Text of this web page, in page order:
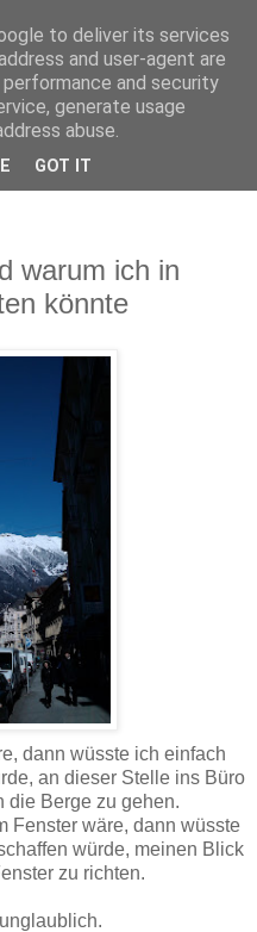
warum ich in
könnte
dann wüsste ich einfach
an dieser Stelle ins Büro
die Berge zu gehen.
Fenster wäre, dann wüsste
würde, meinen Blick
zu richten.
to deliver its services
and user-agent are
and security
generate usage
abuse.
GOT IT